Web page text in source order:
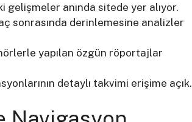
gelişmeler anında sitede yer alıyor.
sonrasında derinlemesine analizler
yapılan özgün röportajlar
detaylı takvimi erişime açık.